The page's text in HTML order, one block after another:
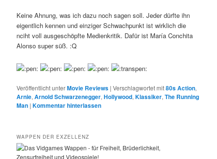
Keine Ahnung, was ich dazu noch sagen soll. Jeder dürfte ihn
eigentlich kennen und einziger Schwachpunkt ist wirklich die
nciht voll ausgeschöpfte Medienkritik. Dafür ist María Conchita
Alonso super süß. :Q
Veröffentlicht unterMovie Reviews |Verschlagwortet mit80s Action,
Arnie,Arnold Schwarzenegger,Hollywood,Klassiker,The Running
Man |Kommentar hinterlassen
WAPPEN DER EXZELLENZ